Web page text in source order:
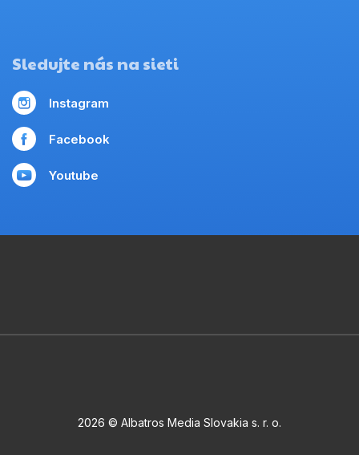
Sledujte nás na sieti
Instagram
Facebook
Youtube
2026 © Albatros Media Slovakia s. r. o.